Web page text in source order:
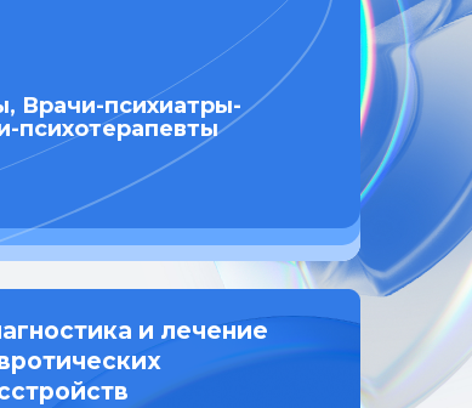
Врачи-психиатры-
психотерапевты
и лечение